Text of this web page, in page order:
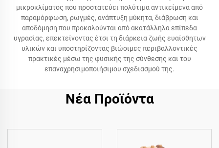
μικροκλίματος που προστατεύει πολύτιμα αντικείμενα από
παραμόρφωση, ρωγμές, ανάπτυξη μύκητα, διάβρωση και
αποδόμηση που προκαλούνται από ακατάλληλα επίπεδα
υγρασίας, επεκτείνοντας έτσι τη διάρκεια ζωής ευαίσθητων
υλικών και υποστηρίζοντας βιώσιμες περιβαλλοντικές
πρακτικές μέσω της φυσικής της σύνθεσης και του
επαναχρησιμοποιήσιμου σχεδιασμού της.
Νέα Προϊόντα